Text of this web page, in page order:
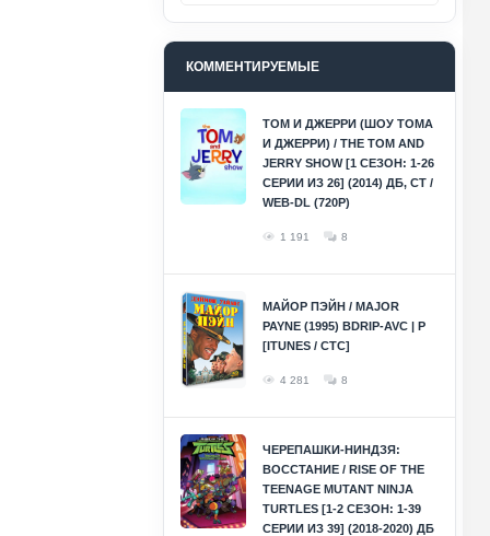
КОММЕНТИРУЕМЫЕ
ТОМ И ДЖЕРРИ (ШОУ ТОМА
И ДЖЕРРИ) / THE TOM AND
JERRY SHOW [1 СЕЗОН: 1-26
СЕРИИ ИЗ 26] (2014) ДБ, СТ /
WEB-DL (720P)
1 191 8
МАЙОР ПЭЙН / MAJOR
PAYNE (1995) BDRIP-AVC | P
[ITUNES / СТС]
4 281 8
ЧЕРЕПАШКИ-НИНДЗЯ:
ВОССТАНИЕ / RISE OF THE
TEENAGE MUTANT NINJA
TURTLES [1-2 СЕЗОН: 1-39
СЕРИИ ИЗ 39] (2018-2020) ДБ